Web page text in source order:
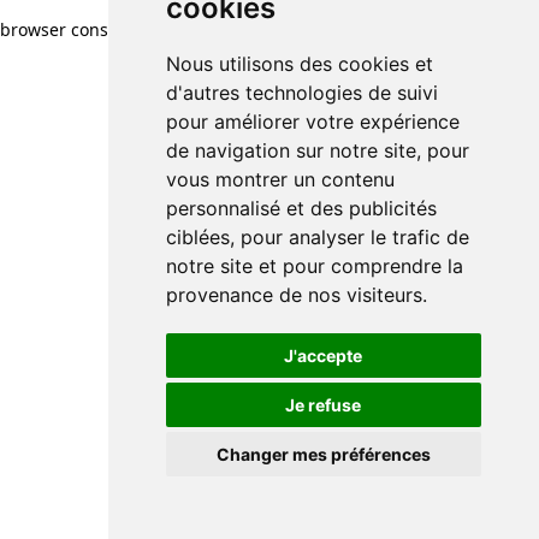
cookies
Nous utilisons des cookies et
d'autres technologies de suivi
pour améliorer votre expérience
de navigation sur notre site, pour
vous montrer un contenu
personnalisé et des publicités
ciblées, pour analyser le trafic de
notre site et pour comprendre la
provenance de nos visiteurs.
J'accepte
Je refuse
Changer mes préférences
browser console for more information)